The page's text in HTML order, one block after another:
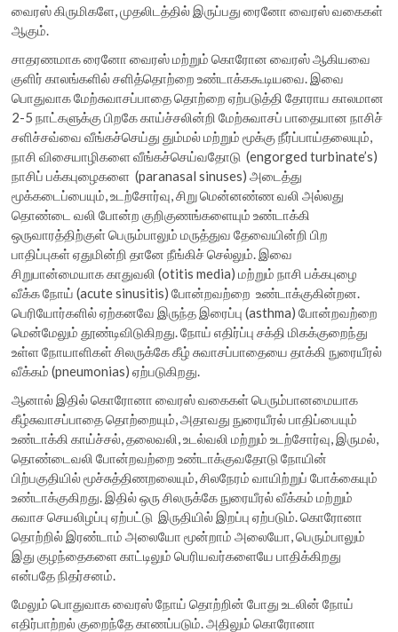
வைரஸ் கிருமிகளே, முதலிடத்தில் இருப்பது ரைனோ வைரஸ் வகைகள்
ஆகும்.
சாதரணமாக ரைனோ வைரஸ் மற்றும் கொரோன வைரஸ் ஆகியவை
குளிர் காலங்களில் சளித்தொற்றை உண்டாக்ககூடியவை. இவை
பொதுவாக மேற்சுவாசப்பாதை தொற்றை ஏற்படுத்தி தோராய காலமான
2-5 நாட்களுக்கு பிறகே காய்ச்சலின்றி மேற்சுவாசப் பாதையான நாசிச்
சளிச்சவ்வை வீங்கச்செய்து தும்மல் மற்றும் மூக்கு நீர்ப்பாய்தலையும்,
நாசி விசையாழிகளை வீங்கச்செய்வதோடு (engorged turbinate’s)
நாசிப் பக்கபுழைகளை (paranasal sinuses) அடைத்து
மூக்கடைப்பையும், உடற்சோர்வு, சிறு மென்னண்ண வலி அல்லது
தொண்டை வலி போன்ற குறிகுணங்களையும் உண்டாக்கி
ஒருவாரத்திற்குள் பெரும்பாலும் மருத்துவ தேவையின்றி பிற
பாதிப்புகள் ஏதுமின்றி தானே நீங்கிச் செல்லும். இவை
சிறுபான்மையாக காதுவலி (otitis media) மற்றும் நாசி பக்கபுழை
வீக்க நோய் (acute sinusitis) போன்றவற்றை உண்டாக்குகின்றன.
பெரியோர்களில் ஏற்கனவே இருந்த இரைப்பு (asthma) போன்றவற்றை
மென்மேலும் தூண்டிவிடுகிறது. நோய் எதிர்ப்பு சக்தி மிகக்குறைந்து
உள்ள நோயாளிகள் சிலருக்கே கீழ் சுவாசப்பாதையை தாக்கி நுரையீரல்
வீக்கம் (pneumonias) ஏற்படுகிறது.
ஆனால் இதில் கொரோனா வைரஸ் வகைகள் பெரும்பானமையாக
கீழ்சுவாசப்பாதை தொற்றையும், அதாவது நுரையீரல் பாதிப்பையும்
உண்டாக்கி காய்ச்சல், தலைவலி, உடல்வலி மற்றும் உடற்சோர்வு, இருமல்,
தொண்டைவலி போன்றவற்றை உண்டாக்குவதோடு நோயின்
பிற்பகுதியில் மூச்சுத்திணறலையும், சிலநேரம் வாயிற்றுப் போக்கையும்
உண்டாக்குகிறது. இதில் ஒரு சிலருக்கே நுரையீரல் வீக்கம் மற்றும்
சுவாச செயலிழப்பு ஏற்பட்டு இருதியில் இறப்பு ஏற்படும். கொரோனா
தொற்றில் இரண்டாம் அலையோ மூன்றாம் அலையோ, பெரும்பாலும்
இது குழந்தைகளை காட்டிலும் பெரியவர்களையே பாதிக்கிறது
என்பதே நிதர்சனம்.
மேலும் பொதுவாக வைரஸ் நோய் தொற்றின் போது உடலின் நோய்
எதிர்பாற்றல் குறைந்தே காணப்படும். அதிலும் கொரோனா